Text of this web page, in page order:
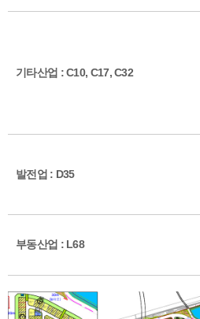
기타산업 : C10, C17, C32
발전업 : D35
부동산업 : L68